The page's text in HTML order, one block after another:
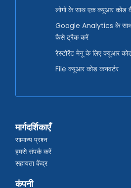
लोगो के साथ एक क्यूआर कोड
Google Analytics के
कैसे ट्रैक करें
रेस्टोरेंट मेनू के लिए क्यूआर
File क्यूआर कोड कनवर्टर
मार्गदर्शिकाएँ
सामान्य प्रश्न
हमसे संपर्क करें
सहायता केंद्र
कंपनी